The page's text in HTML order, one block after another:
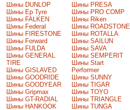
Шины DUNLOP
Шины Ep Tyre
Шины FALKEN
Шины Federal
Шины FIRESTONE
Шины Forward
Шины FULDA
Шины GENERAL
TIRE
Шины GISLAVED
Шины GOODRIDE
Шины GOODYEAR
Шины Gripmax
Шины GT-RADIAL
Шины HANKOOK
Шины PRESA
Шины PRO COMP
Шины Riken
Шины ROADSTONE
Шины ROTALLA
Шины SAILUN
Шины SAVA
Шины SEMPERIT
Шины Start
Performer
Шины SUNNY
Шины TIGAR
Шины TOYO
Шины TRIANGLE
Шины TUNGA